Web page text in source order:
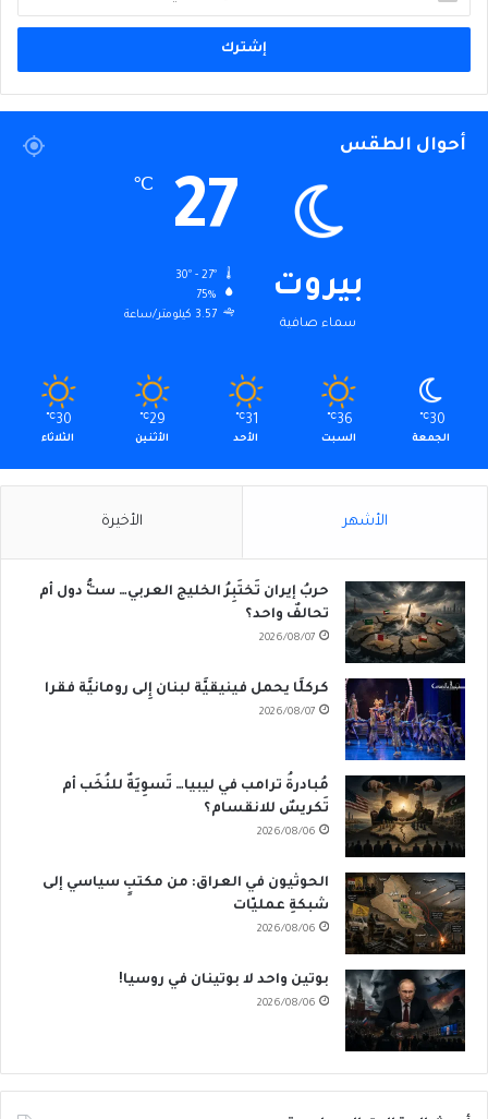
بريدك
الإلكتروني
أحوال الطقس
بيروت
سماء صافية
27
℃
75%
3.57 كيلومتر/ساعة
30
℃
الجمعة
36
℃
السبت
31
℃
الأحد
29
℃
الأثنين
30
℃
الثلاثاء
الأشهر الأخيرة
حربُ إيران تَختَبِرُ الخليج العربي… ستُّ دول أم
تحالفٌ واحد؟
2026/08/07
كركلَّا يحمل فينيقيَّة لبنان إِلى رومانيَّة فقرا
2026/08/07
مُبادرةُ ترامب في ليبيا… تَسوِيَةٌ للنُخَب أم
تَكريسٌ للانقسام؟
2026/08/06
الحوثيون في العراق: من مكتبٍ سياسي إلى
شبكةِ عمليّات
2026/08/06
بوتين واحد لا بوتينان في روسيا!
2026/08/06